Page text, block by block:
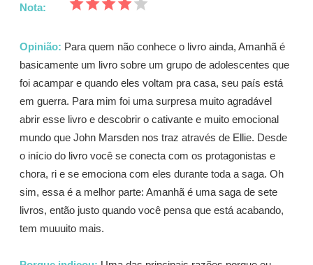
Nota:
Opinião: Para quem não conhece o livro ainda, Amanhã é
basicamente um livro sobre um grupo de adolescentes que
foi acampar e quando eles voltam pra casa, seu país está
em guerra. Para mim foi uma surpresa muito agradável
abrir esse livro e descobrir o cativante e muito emocional
mundo que John Marsden nos traz através de Ellie. Desde
o início do livro você se conecta com os protagonistas e
chora, ri e se emociona com eles durante toda a saga. Oh
sim, essa é a melhor parte: Amanhã é uma saga de sete
livros, então justo quando você pensa que está acabando,
tem muuuito mais.